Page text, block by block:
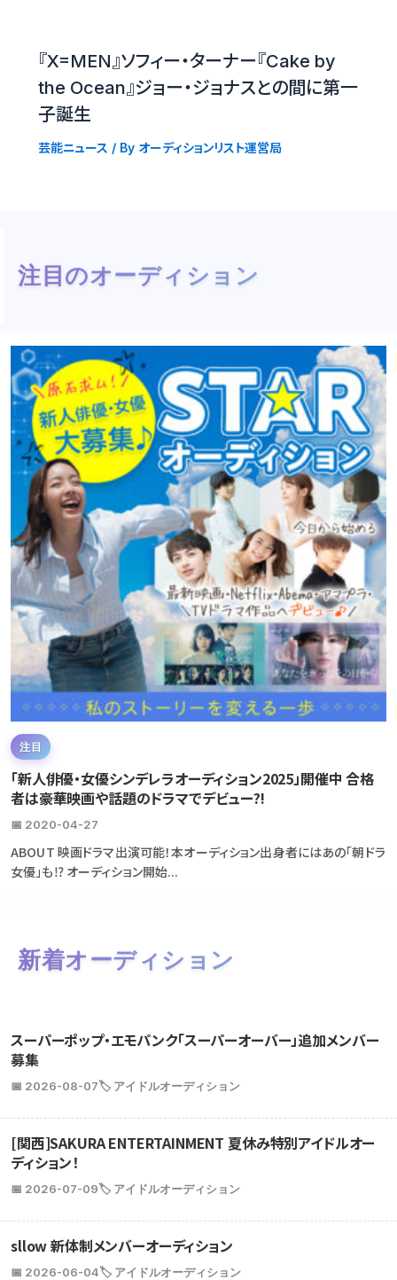
『X=MEN』ソフィー・ターナー『Cake by
the Ocean』ジョー・ジョナスとの間に第一
子誕生
芸能ニュース / By オーディションリスト運営局
注目のオーディション
注目
「新人俳優・女優シンデレラオーディション2025」開催中 合格
者は豪華映画や話題のドラマでデビュー?!
📅 2020-04-27
ABOUT 映画ドラマ出演可能！本オーディション出身者にはあの「朝ドラ
女優」も⁉ オーディション開始...
新着オーディション
スーパーポップ・エモパンク「スーパーオーバー」追加メンバー
募集
📅 2026-08-07🏷️ アイドルオーディション
[関西]SAKURA ENTERTAINMENT 夏休み特別アイドルオー
ディション！
📅 2026-07-09🏷️ アイドルオーディション
sllow 新体制メンバーオーディション
📅 2026-06-04🏷️ アイドルオーディション